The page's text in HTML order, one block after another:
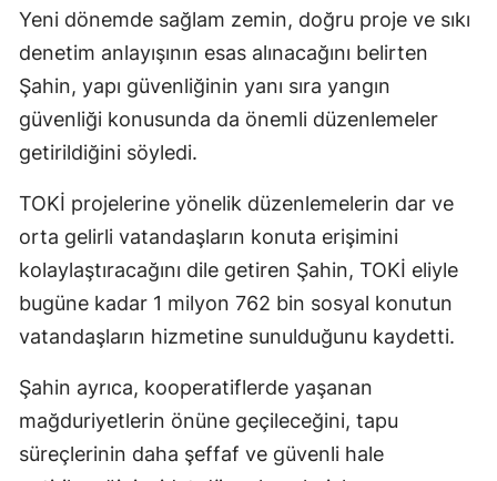
Yeni dönemde sağlam zemin, doğru proje ve sıkı
denetim anlayışının esas alınacağını belirten
Şahin, yapı güvenliğinin yanı sıra yangın
güvenliği konusunda da önemli düzenlemeler
getirildiğini söyledi.
TOKİ projelerine yönelik düzenlemelerin dar ve
orta gelirli vatandaşların konuta erişimini
kolaylaştıracağını dile getiren Şahin, TOKİ eliyle
bugüne kadar 1 milyon 762 bin sosyal konutun
vatandaşların hizmetine sunulduğunu kaydetti.
Şahin ayrıca, kooperatiflerde yaşanan
mağduriyetlerin önüne geçileceğini, tapu
süreçlerinin daha şeffaf ve güvenli hale